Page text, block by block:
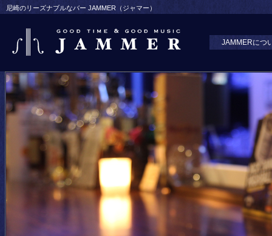
尼崎のリーズナブルなバー JAMMER（ジャマー）
JAMMERにつ